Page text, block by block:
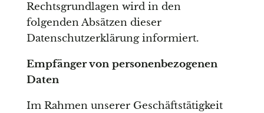
Rechtsgrundlagen wird in den
folgenden Absätzen dieser
Datenschutzerklärung informiert.
Empfänger von personenbezogenen
Daten
Im Rahmen unserer Geschäftstätigkeit